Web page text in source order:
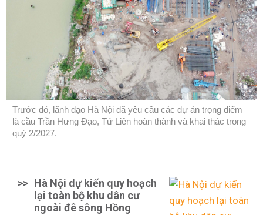
Trước đó, lãnh đạo Hà Nội đã yêu cầu các dự án trọng điểm
là cầu Trần Hưng Đạo, Tứ Liên hoàn thành và khai thác trong
quý 2/2027.
>> Hà Nội dự kiến quy hoạch
lại toàn bộ khu dân cư
ngoài đê sông Hồng